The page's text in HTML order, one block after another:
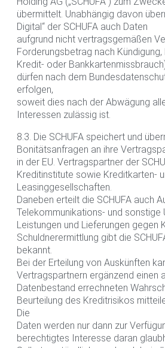
übermittelt. Unabhängig davon
Digital“ der SCHUFA auch Daten
aufgrund nicht vertragsgemäßen
Forderungsbetrag nach Kündigung,
Kredit- oder
dürfen nach dem
erfolgen,
soweit dies nach der Abwägung
Interessen zulässig ist.
8.3. Die SCHUFA speichert und
Bonitätsanfragen an ihre
in der EU. Vertragspartner der
Kreditinstitute sowie Kreditkarten-
Leasinggesellschaften.
Daneben erteilt die SCHUFA auch
Telekommunikations- und sonstige
Leistungen und Lieferungen gegen
Schuldnerermittlung gibt die
bekannt.
Bei der Erteilung von Auskünften
Vertragspartnern ergänzend einen
Datenbestand errechneten
Beurteilung des Kreditrisikos
Die
Daten werden nur dann zur
berechtigtes Interesse daran